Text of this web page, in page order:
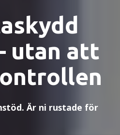
utan att
Är ni rustade för